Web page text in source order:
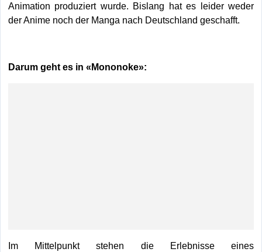
Animation produziert wurde. Bislang hat es leider weder
der Anime noch der Manga nach Deutschland geschafft.
Darum geht es in «Mononoke»:
Im Mittelpunkt stehen die Erlebnisse eines